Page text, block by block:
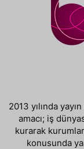
2013 yılında
amacı; iş
kurarak
konusunda